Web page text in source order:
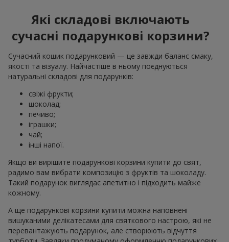
Які складові включають
сучасні подарункові корзини?
Сучасний кошик подарунковий — це завжди баланс смаку,
якості та візуалу. Найчастіше в ньому поєднуються
натуральні складові для подарунків:
свіжі фрукти;
шоколад;
печиво;
іграшки;
чай;
інші напої.
Якщо ви вирішите подарункові корзини купити до свят,
радимо вам вибрати композицію з фруктів та шоколаду.
Такий подарунок виглядає апетитно і підходить майже
кожному.
А ще подарункові корзини купити можна наповнені
вишуканими делікатесами для святкового настрою, які не
перевантажують подарунок, але створюють відчуття